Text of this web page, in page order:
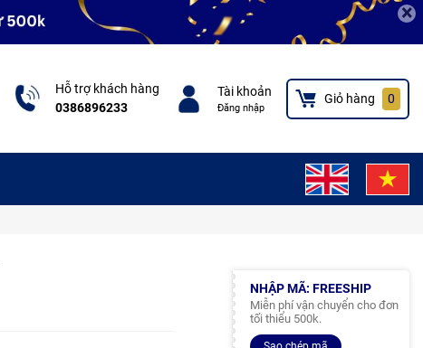
×
Hỗ trợ khách hàng
0386896233
Tài khoản
Đăng nhập
Giỏ hàng 0
NHẬP MÃ: FREESHIP
Miễn phí vận chuyển cho đơn
tối thiểu 500k.